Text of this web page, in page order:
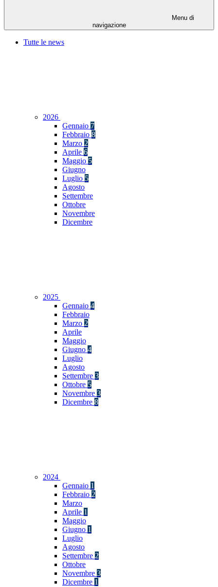
Menu di
navigazione
Tutte le news
2026
Gennaio 7
Febbraio 8
Marzo 2
Aprile 6
Maggio 5
Giugno
Luglio 5
Agosto
Settembre
Ottobre
Novembre
Dicembre
2025
Gennaio 4
Febbraio
Marzo 2
Aprile
Maggio
Giugno 4
Luglio
Agosto
Settembre 3
Ottobre 5
Novembre 3
Dicembre 8
2024
Gennaio 1
Febbraio 2
Marzo
Aprile 1
Maggio
Giugno 1
Luglio
Agosto
Settembre 2
Ottobre
Novembre 3
Dicembre 1